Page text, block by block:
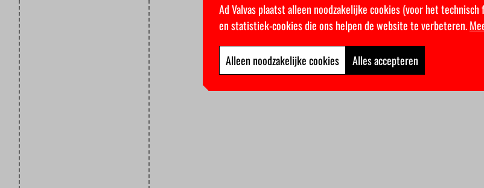
Ad Valvas plaatst alleen noodzakelijke cookies (voor het
en statistiek-cookies die ons helpen de website te verbeteren.
Alleen noodzakelijke cookies Alles accepteren